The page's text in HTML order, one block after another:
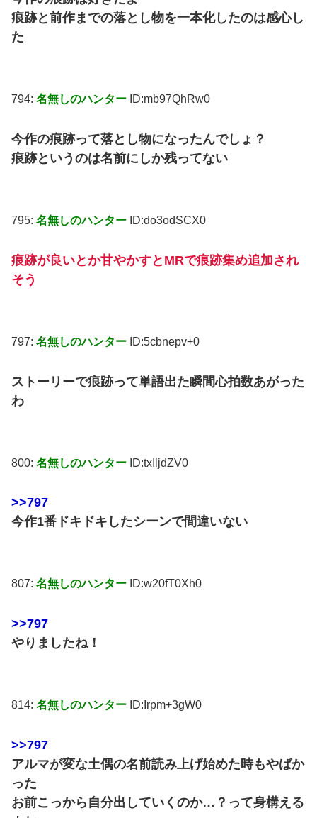
痕跡と前作までの落とし物を一本化したのは感心し
た
794: 名無しのハンター ID:mb97QhRw0
今作の痕跡って落とし物になったんでしょ？
痕跡というのは名前にしか残ってない
795: 名無しのハンター ID:do3odSCX0
痕跡が良いとか甘やかすとMRで痕跡集め追加され
そう
797: 名無しのハンター ID:5cbnepv+0
ストーリーで痕跡って単語出た瞬間心拍数あがった
わ
800: 名無しのハンター ID:txIljdZV0
>>797
今作1番ドキドキしたシーンで間違いない
807: 名無しのハンター ID:w20fT0Xh0
>>797
やりましたね！
814: 名無しのハンター ID:Irpm+3gW0
>>797
アルマが変な土偶の名前読み上げ始めた時もやばか
った
お前こっから自分出していくのか…？って身構える